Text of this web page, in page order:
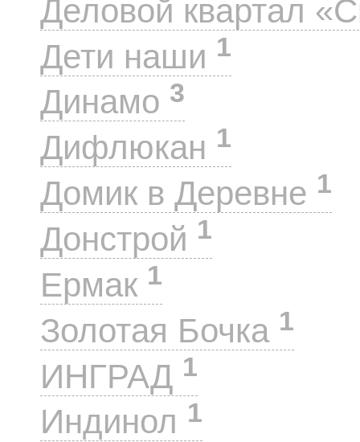
Деловой квартал
Дети наши 1
Динамо 3
Дифлюкан 1
Домик в Деревне 1
Донстрой 1
Ермак 1
Золотая Бочка 1
ИНГРАД 1
Индинол 1